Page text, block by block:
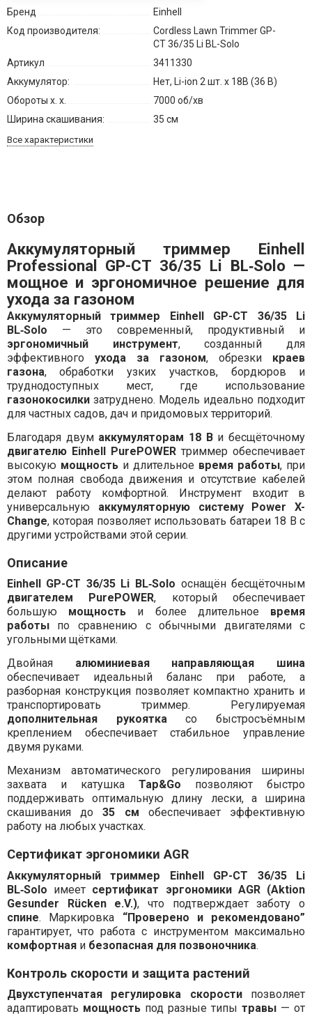
Бренд
Einhell
Код производителя:
Cordless Lawn Trimmer GP-
CT 36/35 Li BL-Solo
Артикул
3411330
Аккумулятор:
Нет, Li-ion 2 шт. х 18В (36 В)
Обороты х. х.
7000 об/хв
Ширина скашивания:
35 см
Все характеристики
Обзор
Аккумуляторный триммер Einhell
Professional GP-CT 36/35 Li BL‑Solo—
мощное и эргономичное решение для
ухода за газоном
Аккумуляторный триммер Einhell GP-CT 36/35 Li
BL‑Solo — это современный, продуктивный и
эргономичный инструмент, созданный для
эффективного ухода за газоном, обрезки краев
газона, обработки узких участков, бордюров и
труднодоступных мест, где использование
газонокосилкизатруднено. Модель идеально подходит
для частных садов, дач и придомовых территорий.
Благодаря двум аккумуляторам 18 Ви бесщёточному
двигателю Einhell PurePOWER триммер обеспечивает
высокую мощностьи длительное время работы, при
этом полная свобода движения и отсутствие кабелей
делают работу комфортной. Инструмент входит в
универсальную аккумуляторную систему Power X-
Change, которая позволяет использовать батареи 18 В с
другими устройствами этой серии.
Описание
Einhell GP-CT 36/35 Li BL‑Solo оснащён бесщёточным
двигателем PurePOWER, который обеспечивает
большую мощность и более длительное время
работыпо сравнению с обычными двигателями с
угольными щётками.
Двойная алюминиевая направляющая шина
обеспечивает идеальный баланс при работе, а
разборная конструкция позволяет компактно хранить и
транспортировать триммер. Регулируемая
дополнительная рукояткасо быстросъёмным
креплением обеспечивает стабильное управление
двумя руками.
Механизм автоматического регулирования ширины
захвата и катушкаTap&Go позволяют быстро
поддерживать оптимальную длину лески, а ширина
скашивания до35 см обеспечивает эффективную
работу на любых участках.
Сертификат эргономики AGR
Аккумуляторный триммер Einhell GP-CT 36/35 Li
BL‑Solo имеет сертификат эргономики AGR (Aktion
Gesunder Rücken e.V.), что подтверждает заботу о
спине. Маркировка “Проверено и рекомендовано”
гарантирует, что работа с инструментом максимально
комфортнаяи безопасная для позвоночника.
Контроль скорости и защита растений
Двухступенчатая регулировка скоростипозволяет
адаптировать мощностьпод разные типытравы — от